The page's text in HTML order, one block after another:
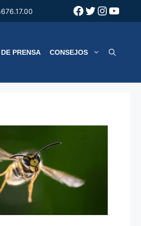
Facebook
Twitter
PRENSA CONSEJOS